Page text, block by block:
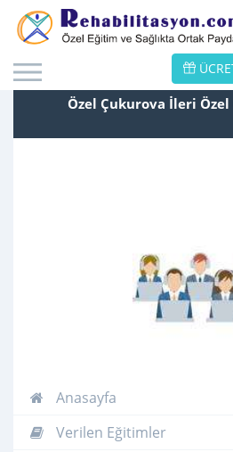
Özel Çukurova İleri
Anasayfa
Verilen Eğitimler